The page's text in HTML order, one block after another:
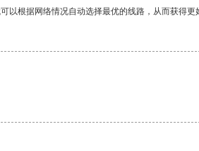
根据网络情况自动选择最优的线路，从而获得更